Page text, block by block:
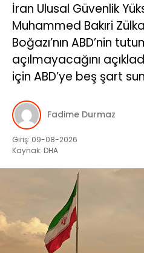
İran Ulusal Güvenlik
Muhammed Bakıri
Boğazı’nın ABD’nin
açılmayacağını
için ABD’ye beş şart
Fadime Durmaz
Giriş: 09-08-2026
Kaynak: DHA